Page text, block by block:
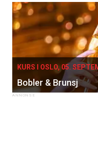
KURS I OSLO, 05.
Bobler & Brunsj